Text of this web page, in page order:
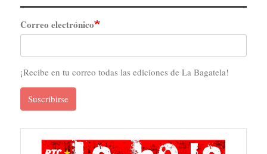
Correo electrónico
¡Recibe en tu correo todas las ediciones de La Bagatela!
Suscribirse